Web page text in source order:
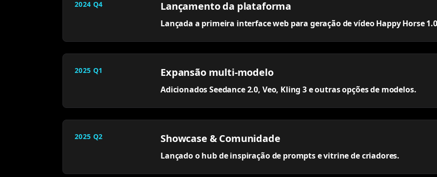
2024 Q4 Lançamento da plataforma
Lançada a primeira interface web para geração de vídeo Happy Horse
2025 Q1 Expansão multi-modelo
Adicionados Seedance 2.0, Veo, Kling 3 e outras opções de modelos.
2025 Q2 Showcase & Comunidade
Lançado o hub de inspiração de prompts e vitrine de criadores.